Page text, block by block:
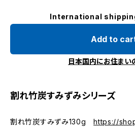
International
Add to
日本国内にお住まい
割れ竹炭すみずみシリーズ
割れ竹炭すみずみ130ghttps://